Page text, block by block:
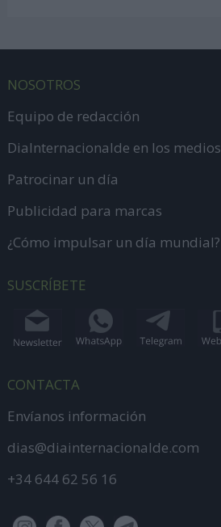
NOSOTROS
Equipo de redacción
DiaInternacionalde en los medios
Patrocinar un día
Publicidad para marcas
¿Cómo impulsar un día mundial?
SUSCRÍBETE
CONTACTA
Envíanos información
dias@diainternacionalde.com
+34 644 62 56 16